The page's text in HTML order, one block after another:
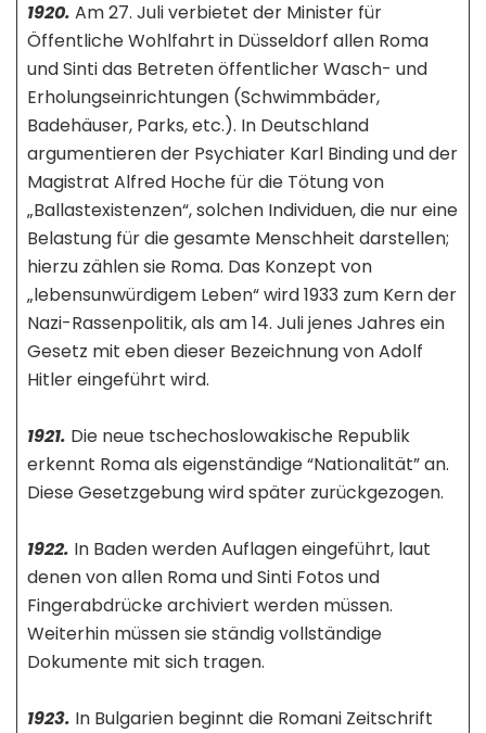
1920. Am 27. Juli verbietet der Minister für
Öffentliche Wohlfahrt in Düsseldorf allen Roma
und Sinti das Betreten öffentlicher Wasch- und
Erholungseinrichtungen (Schwimmbäder,
Badehäuser, Parks, etc.). In Deutschland
argumentieren der Psychiater Karl Binding und der
Magistrat Alfred Hoche für die Tötung von
„Ballastexistenzen“, solchen Individuen, die nur eine
Belastung für die gesamte Menschheit darstellen;
hierzu zählen sie Roma. Das Konzept von
„lebensunwürdigem Leben“ wird 1933 zum Kern der
Nazi-Rassenpolitik, als am 14. Juli jenes Jahres ein
Gesetz mit eben dieser Bezeichnung von Adolf
Hitler eingeführt wird.
1921. Die neue tschechoslowakische Republik
erkennt Roma als eigenständige “Nationalität” an.
Diese Gesetzgebung wird später zurückgezogen.
1922. In Baden werden Auflagen eingeführt, laut
denen von allen Roma und Sinti Fotos und
Fingerabdrücke archiviert werden müssen.
Weiterhin müssen sie ständig vollständige
Dokumente mit sich tragen.
1923. In Bulgarien beginnt die Romani Zeitschrift